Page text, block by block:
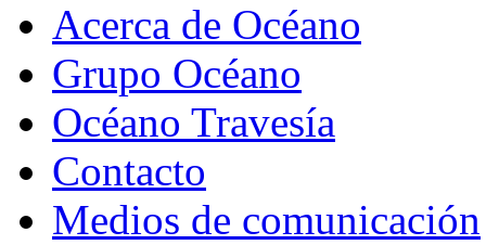
Acerca de Océano
Grupo Océano
Océano Travesía
Contacto
Medios de comunicación